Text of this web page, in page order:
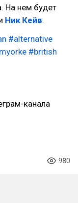
На нем будет
Ник Кейв.
#alternative
#british
канала
980